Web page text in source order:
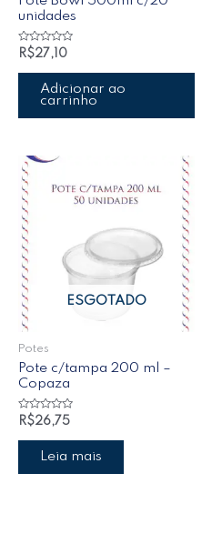
unidades
Avaliação
de
R$27,10
Adicionar ao
carrinho
ESGOTADO
Potes
Pote c/tampa 200 ml –
Copaza
Avaliação
de
R$26,75
Leia mais